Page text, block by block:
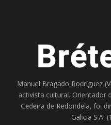
Manuel Bragado Rodríguez
activista cultural. Orientador
Cedeira de Redondela, foi
Galicia S.A.